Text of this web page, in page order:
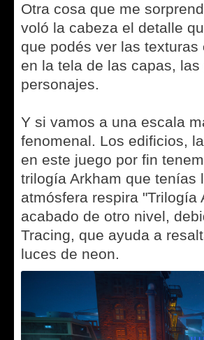
Otra cosa que me
voló la cabeza el detalle
que podés ver las
en la tela de las capas,
personajes.
Y si vamos a una escala
fenomenal. Los edificios,
en este juego por fin
trilogía Arkham que tenías
atmósfera respira
acabado de otro nivel,
Tracing, que ayuda a
luces de neon.